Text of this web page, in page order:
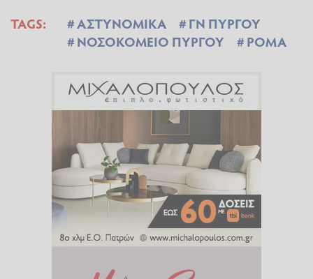
TAGS: ΑΣΤΥΝΟΜΙΚΑ
ΓΝ ΠΥΡΓΟΥ
ΝΟΣΟΚΟΜΕΙΟ ΠΥΡΓΟΥ
ΡΟΜΑ